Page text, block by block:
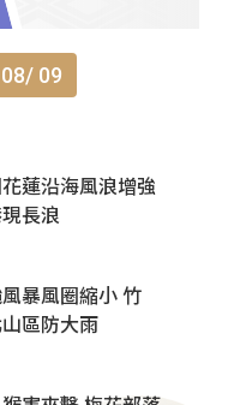
09
蓮沿海風浪增強
長浪
暴風圈縮小 竹
區防大雨